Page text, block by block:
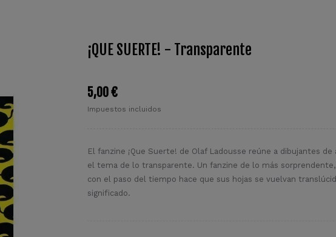
¡QUE SUERTE! - Transparente
5,00 €
Impuestos incluidos
El fanzine ¡Que Suerte! de Olaf Ladousse reúne a dibujantes
el tema de lo transparente. Un fanzine de lo más
con el paso del tiempo hace que sus hojas se vuelvan
significado.